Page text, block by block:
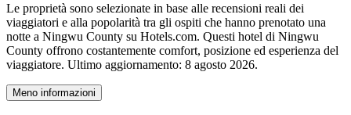
Le proprietà sono selezionate in base alle recensioni reali dei
viaggiatori e alla popolarità tra gli ospiti che hanno prenotato una
notte a Ningwu County su Hotels.com. Questi hotel di Ningwu
County offrono costantemente comfort, posizione ed esperienza del
viaggiatore. Ultimo aggiornamento: 8 agosto 2026.
Meno informazioni